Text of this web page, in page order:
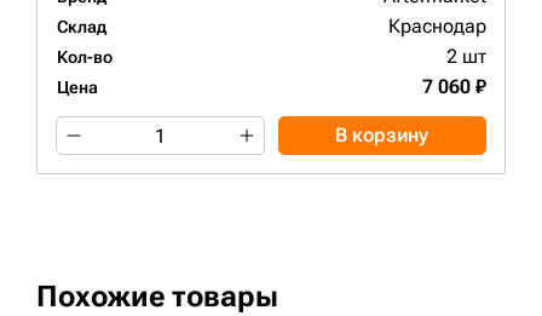
Склад Краснодар
Кол-во 2 шт
Цена 7 060 ₽
В корзину
Похожие товары